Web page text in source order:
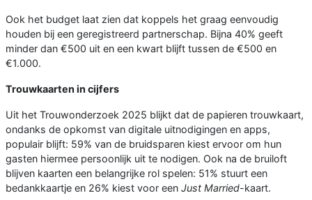
Ook het budget laat zien dat koppels het graag eenvoudig
houden bij een geregistreerd partnerschap. Bijna 40% geeft
minder dan €500 uit en een kwart blijft tussen de €500 en
€1.000.
Trouwkaarten in cijfers
Uit het Trouwonderzoek 2025 blijkt dat de papieren trouwkaart,
ondanks de opkomst van digitale uitnodigingen en apps,
populair blijft: 59% van de bruidsparen kiest ervoor om hun
gasten hiermee persoonlijk uit te nodigen. Ook na de bruiloft
blijven kaarten een belangrijke rol spelen: 51% stuurt een
bedankkaartje en 26% kiest voor een Just Married-kaart.